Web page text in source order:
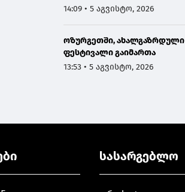
14:09 • 5 აგვისტო, 2026
ოზურგეთში, ახალგაზრდული
ფესტივალი გაიმართა
13:53 • 5 აგვისტო, 2026
სასარგებლო